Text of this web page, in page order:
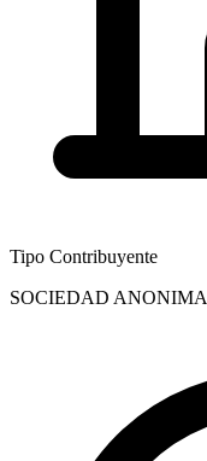
Tipo Contribuyente
SOCIEDAD ANONIMA